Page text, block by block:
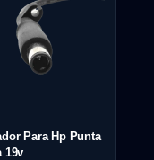
Para Hp Punta
19v